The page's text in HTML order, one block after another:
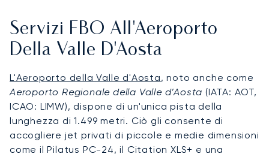
Servizi FBO All'Aeroporto
Della Valle D'Aosta
L'Aeroporto della Valle d'Aosta, noto anche come
Aeroporto Regionale della Valle d’Aosta (IATA: AOT,
ICAO: LIMW), dispone di un'unica pista della
lunghezza di 1.499 metri. Ciò gli consente di
accogliere jet privati di piccole e medie dimensioni
come il Pilatus PC-24, il Citation XLS+ e una